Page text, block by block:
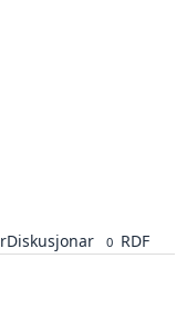
Diskusjonar 0 RDF